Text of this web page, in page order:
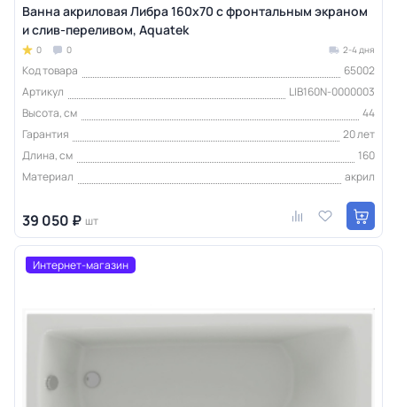
Ванна акриловая Либра 160х70 с фронтальным экраном
и слив-переливом, Aquatek
0 0 2-4 дня
Код товара
65002
Артикул
LIB160N-0000003
Высота, см
44
Гарантия
20 лет
Длина, см
160
Материал
акрил
39 050 ₽ шт
Интернет-магазин